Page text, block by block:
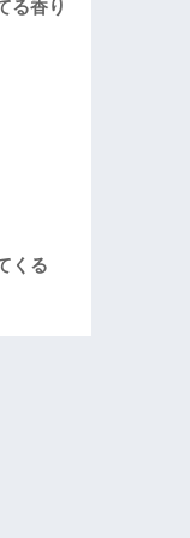
る香り
くる